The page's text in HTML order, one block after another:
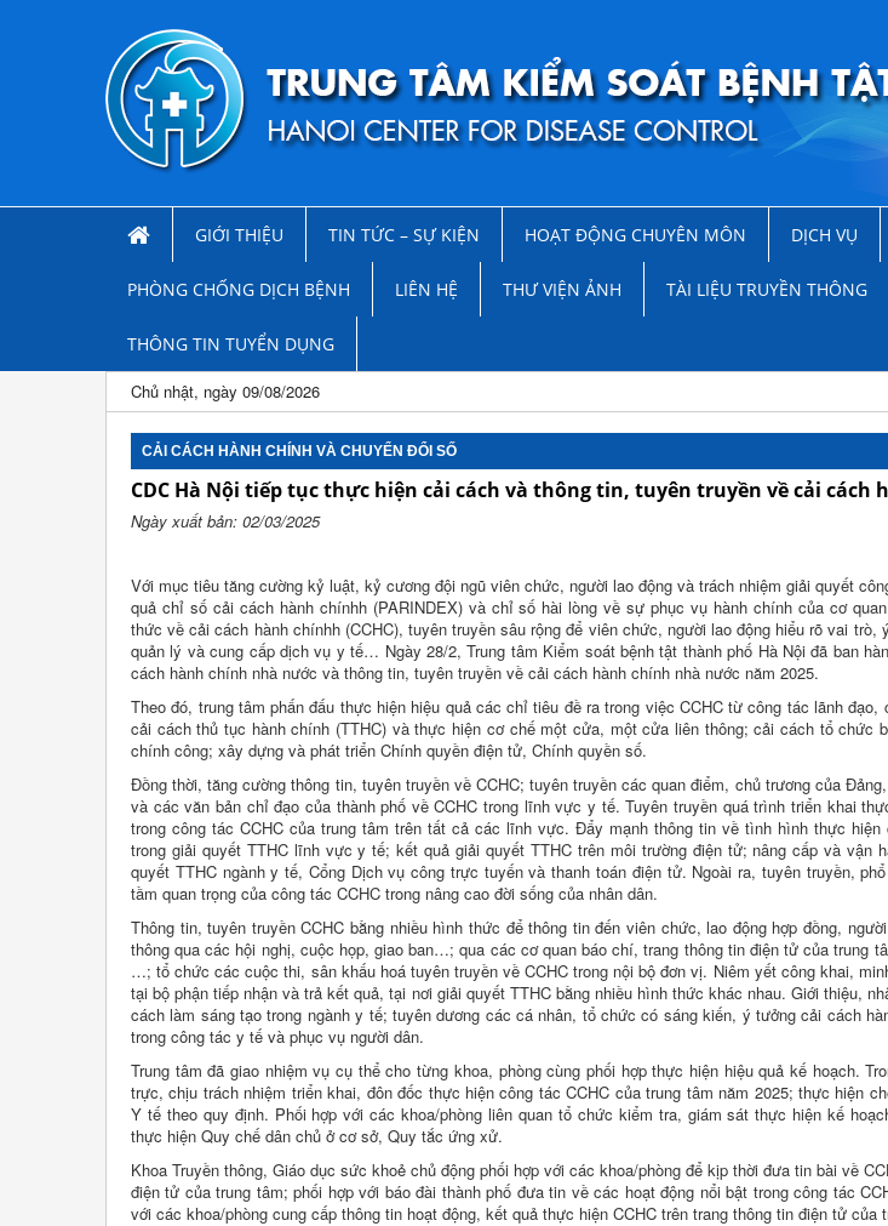
GIỚI THIỆU TIN TỨC – SỰ KIỆN HOẠT ĐỘNG CHUYÊN MÔN DỊCH VỤ
PHÒNG CHỐNG DỊCH BỆNH LIÊN HỆ THƯ VIỆN ẢNH TÀI LIỆU TRUYỀN THÔNG
THÔNG TIN TUYỂN DỤNG
Chủ nhật, ngày 09/08/2026
CẢI CÁCH HÀNH CHÍNH VÀ CHUYỂN ĐỔI SỐ
CDC Hà Nội tiếp tục thực hiện cải cách và thông tin, tuyên truyền về cải cách
Ngày xuất bản: 02/03/2025
Với mục tiêu tăng cường kỷ luật, kỷ cương đội ngũ viên chức, người lao động và trách nhiệm giải quyết
quả chỉ số cải cách hành chínhh (PARINDEX) và chỉ số hài lòng về sự phục vụ hành chính của cơ
thức về cải cách hành chínhh (CCHC), tuyên truyền sâu rộng để viên chức, người lao động hiểu rõ vai trò,
quản lý và cung cấp dịch vụ y tế… Ngày 28/2, Trung tâm Kiểm soát bệnh tật thành phố Hà Nội đã ban
cách hành chính nhà nước và thông tin, tuyên truyền về cải cách hành chính nhà nước năm 2025.
Theo đó, trung tâm phấn đấu thực hiện hiệu quả các chỉ tiêu đề ra trong việc CCHC từ công tác lãnh
cải cách thủ tục hành chính (TTHC) và thực hiện cơ chế một cửa, một cửa liên thông; cải cách tổ chức
chính công; xây dựng và phát triển Chính quyền điện tử, Chính quyền số.
Đồng thời, tăng cường thông tin, tuyên truyền về CCHC; tuyên truyền các quan điểm, chủ trương của
và các văn bản chỉ đạo của thành phố về CCHC trong lĩnh vực y tế. Tuyên truyền quá trình triển khai
trong công tác CCHC của trung tâm trên tất cả các lĩnh vực. Đẩy mạnh thông tin về tình hình thực
trong giải quyết TTHC lĩnh vực y tế; kết quả giải quyết TTHC trên môi trường điện tử; nâng cấp và vận
quyết TTHC ngành y tế, Cổng Dịch vụ công trực tuyến và thanh toán điện tử. Ngoài ra, tuyên truyền,
tầm quan trọng của công tác CCHC trong nâng cao đời sống của nhân dân.
Thông tin, tuyên truyền CCHC bằng nhiều hình thức để thông tin đến viên chức, lao động hợp đồng,
thông qua các hội nghị, cuộc họp, giao ban…; qua các cơ quan báo chí, trang thông tin điện tử của trung
…; tổ chức các cuộc thi, sân khấu hoá tuyên truyền về CCHC trong nội bộ đơn vị. Niêm yết công khai,
tại bộ phận tiếp nhận và trả kết quả, tại nơi giải quyết TTHC bằng nhiều hình thức khác nhau. Giới thiệu,
cách làm sáng tạo trong ngành y tế; tuyên dương các cá nhân, tổ chức có sáng kiến, ý tưởng cải cách
trong công tác y tế và phục vụ người dân.
Trung tâm đã giao nhiệm vụ cụ thể cho từng khoa, phòng cùng phối hợp thực hiện hiệu quả kế hoạch.
trực, chịu trách nhiệm triển khai, đôn đốc thực hiện công tác CCHC của trung tâm năm 2025; thực hiện
Y tế theo quy định. Phối hợp với các khoa/phòng liên quan tổ chức kiểm tra, giám sát thực hiện kế
thực hiện Quy chế dân chủ ở cơ sở, Quy tắc ứng xử.
Khoa Truyền thông, Giáo dục sức khoẻ chủ động phối hợp với các khoa/phòng để kịp thời đưa tin bài về
điện tử của trung tâm; phối hợp với báo đài thành phố đưa tin về các hoạt động nổi bật trong công tác
với các khoa/phòng cung cấp thông tin hoạt động, kết quả thực hiện CCHC trên trang thông tin điện tử của